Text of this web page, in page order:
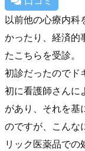
以前他の心療内科
かったり、経済的
たこちらを受診。
初診だったのでド
初に看護師さんに
があり、それを基
のですが、こんな
リック医薬品での